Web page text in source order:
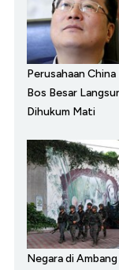
Perusahaan
Bos Besar
Dihukum Mati
Negara di